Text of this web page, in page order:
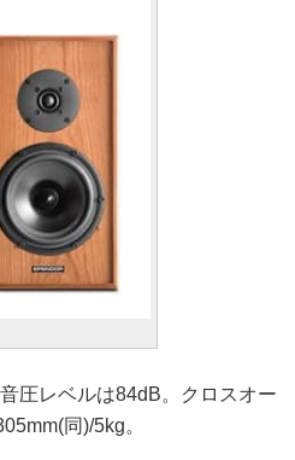
圧レベルは84dB。クロスオー
同)/5kg。